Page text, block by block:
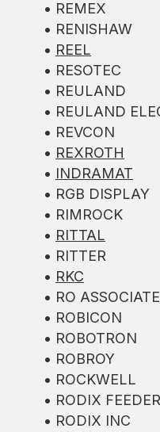
• REMEX
• RENISHAW
• REEL
• RESOTEC
• REULAND
• REULAND
• REVCON
• REXROTH
• INDRAMAT
• RGB DISPLAY
• RIMROCK
• RITTAL
• RITTER
• RKC
• RO
• ROBICON
• ROBOTRON
• ROBROY
• ROCKWELL
• RODIX FEEDER
• RODIX INC